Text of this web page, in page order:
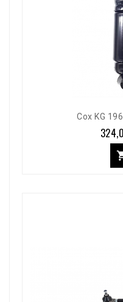
Cox KG